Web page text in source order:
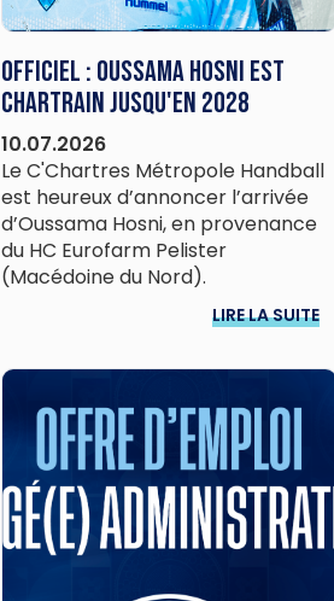
Officiel : Oussama Hosni est
chartrain jusqu'en 2028
10.07.2026
Le C'Chartres Métropole Handball
est heureux d’annoncer l’arrivée
d’Oussama Hosni, en provenance
du HC Eurofarm Pelister
(Macédoine du Nord).
LIRE LA SUITE